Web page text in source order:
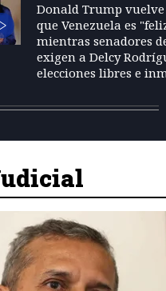
Donald Trump
que Venezuela es
mientras senadores
exigen a Delcy
elecciones libres e